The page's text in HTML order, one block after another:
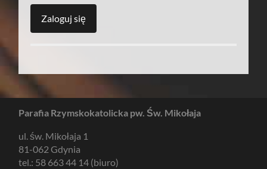
Parafia Rzymskokatolicka pw. Św. Mikołaja
ul. św. Mikołaja 1
81-062 Gdynia
tel.: 58 663 44 14 (biuro)